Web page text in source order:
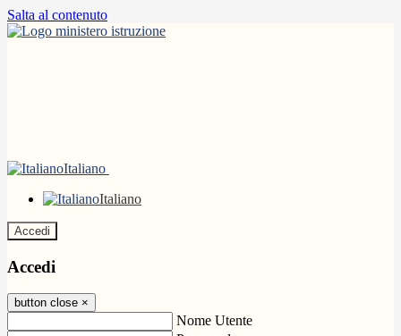
Salta al contenuto
Italiano
Italiano
Accedi
Accedi
button close ×
Nome Utente